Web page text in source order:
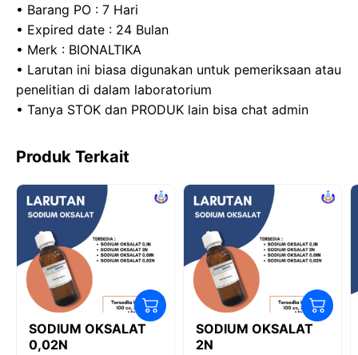
• Barang PO : 7 Hari
• Expired date : 24 Bulan
• Merk : BIONALTIKA
• Larutan ini biasa digunakan untuk pemeriksaan atau
penelitian di dalam laboratorium
• Tanya STOK dan PRODUK lain bisa chat admin
Produk Terkait
SODIUM OKSALAT
0,02N
SODIUM OKSALAT
2N